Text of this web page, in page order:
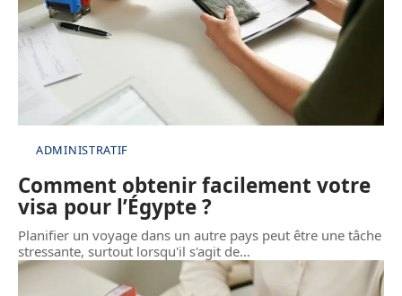
ADMINISTRATIF
Comment obtenir facilement votre
visa pour l’Égypte ?
Planifier un voyage dans un autre pays peut être une tâche
stressante, surtout lorsqu'il s'agit de…